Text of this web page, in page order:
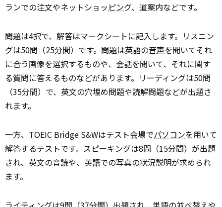
ランでの注文やネットショッ ピング、道案内などです。
問題は4択で、解答はマークシートに記入します。リスニン
グは50問（25分間）です。問題は英語の音声を聞いてそれ
に合う画像を選択するものや、会話を聞いて、それに関す
る質問に答えるものなどがあります。リーディングは50問
（35分間）で、英文の穴埋め問題や読解問題などが出題さ
れます。
一方、TOEIC Bridge S&Wはテスト会場でパソコンを用いて
解答するテストです。スピーキングは8問（15分間）が出題
され、英文の音読や、英語での写真の状況説明が求められ
ます。